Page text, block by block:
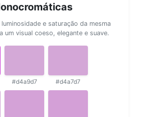
e saturação da mesma
um visual coeso, elegante e suave.
#d4a9d7 #d4a7d7